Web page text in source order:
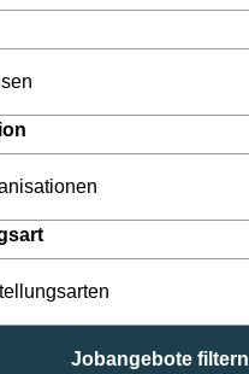
Jobangebote filtern